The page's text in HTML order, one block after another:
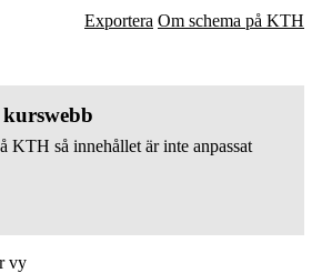
Exportera Om schema på KTH
KTH så innehållet är inte anpassat
vy